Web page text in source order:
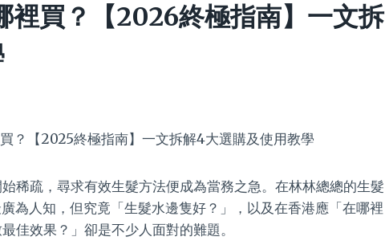
裡買？【2026終極指南】一文拆
稀疏，尋求有效生髮方法便成為當務之急。在林林總總的生髮
人知，但究竟「生髮水邊隻好？」，以及在香港應「在哪裡
佳效果？」卻是不少人面對的難題。